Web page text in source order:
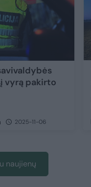
vyrą pakirto
2025-11-06
naujienų